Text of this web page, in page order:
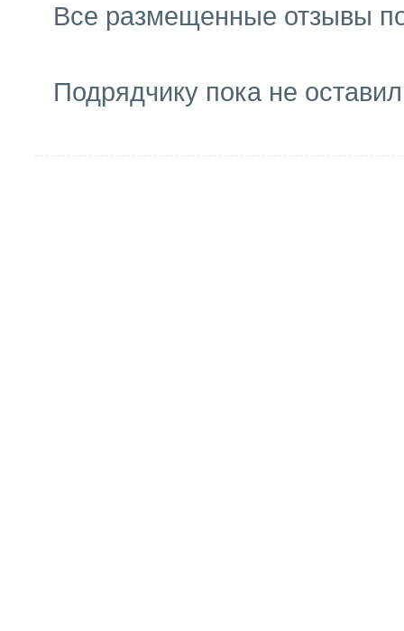
Все размещенные отзывы
Подрядчику пока не